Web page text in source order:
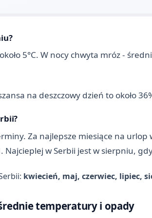
5°C. W nocy chwyta mróz -
na deszczowy dzień to około
Za najlepsze miesiące na urlop
w Serbii jest w sierpniu,
kwiecień, maj, czerwiec, lipiec,
temperatury i opady